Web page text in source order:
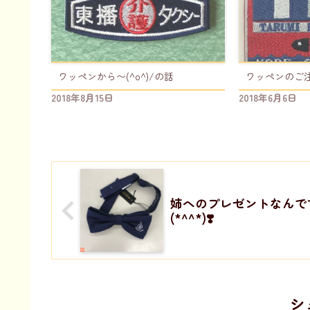
ワッペンから〜(^o^)/の話
2018年8月15日
ワッペンの
2018年6月6日
姉へのプレゼントなん
(*^^*)❣️